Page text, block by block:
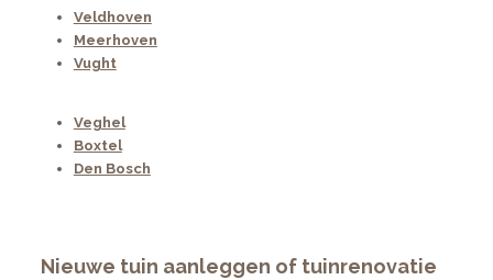
Veldhoven
Meerhoven
Vught
Veghel
Boxtel
Den Bosch
Nieuwe tuin aanleggen of tuinrenovatie